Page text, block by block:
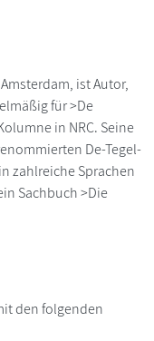
ist Autor,
für >De
in NRC. Seine
De-Tegel-
zahlreiche Sprachen
Sachbuch >Die
den folgenden